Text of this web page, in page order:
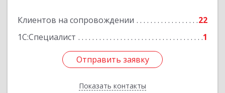
Клиентов на сопровождении
22
1С:Специалист
1
Отправить заявку
Показать контакты
Отправить заявку
Назад